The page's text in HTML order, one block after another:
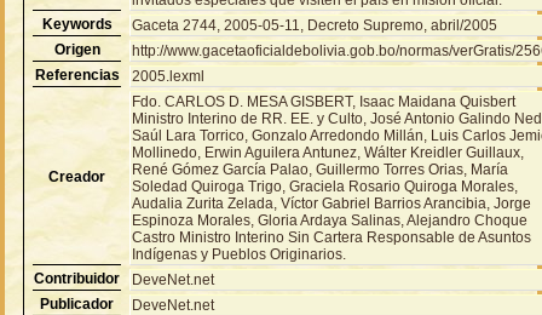
Keywords
Gaceta 2744, 2005-05-11, Decreto Supremo, abril/2005
Origen
http://www.gacetaoficialdebolivia.gob.bo/normas/verGratis/
Referencias
2005.lexml
Creador
Fdo. CARLOS D. MESA GISBERT, Isaac Maidana Quisbert
Ministro Interino de RR. EE. y Culto, José Antonio Galindo
Saúl Lara Torrico, Gonzalo Arredondo Millán, Luis Carlos
Mollinedo, Erwin Aguilera Antunez, Wálter Kreidler Guillaux,
René Gómez García Palao, Guillermo Torres Orias, María
Soledad Quiroga Trigo, Graciela Rosario Quiroga Morales,
Audalia Zurita Zelada, Víctor Gabriel Barrios Arancibia, Jorge
Espinoza Morales, Gloria Ardaya Salinas, Alejandro Choque
Castro Ministro Interino Sin Cartera Responsable de Asuntos
Indígenas y Pueblos Originarios.
Contribuidor
DeveNet.net
Publicador
DeveNet.net